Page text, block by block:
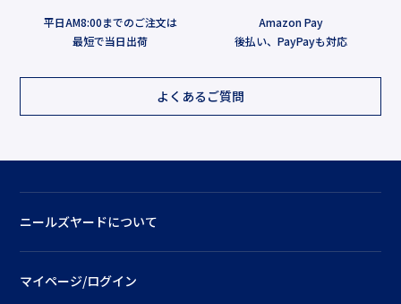
平日AM8:00までのご注文は
最短で当日出荷
Amazon Pay
後払い、PayPayも対応
よくあるご質問
ニールズヤードについて
マイページ/ログイン